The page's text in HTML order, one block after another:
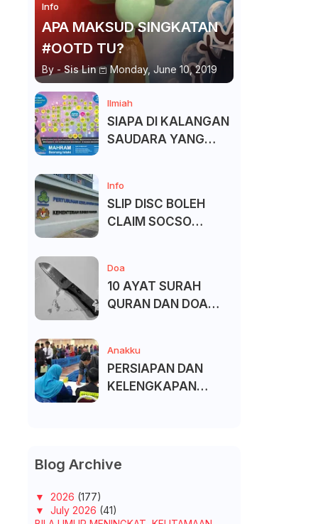
Info
APA MAKSUD SINGKATAN
#OOTD TU?
By - Sis Lin Monday, June 10, 2019
Ilmiah
SIAPA DI KALANGAN
SAUDARA YANG
Info
SLIP DISC BOLEH
CLAIM SOCSO
Doa
10 AYAT SURAH
QURAN DAN DOA
Anakku
PERSIAPAN DAN
KELENGKAPAN
Blog Archive
▼ 2026 (177)
▼ July 2026 (41)